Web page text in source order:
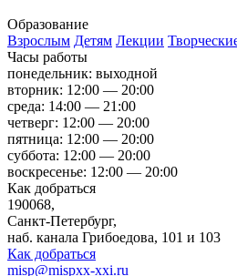
Образование
Взрослым Детям Лекции
Часы работы
понедельник: выходной
вторник: 12:00 — 20:00
среда: 14:00 — 21:00
четверг: 12:00 — 20:00
пятница: 12:00 — 20:00
суббота: 12:00 — 20:00
воскресенье: 12:00 — 20:00
Как добраться
190068,
Санкт-Петербург,
наб. канала Грибоедова, 101 и 103
Как добраться
misp@mispxx-xxi.ru